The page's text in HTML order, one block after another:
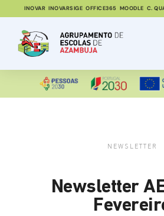
INOVAR INOVARSIGE OFFICE365 MOODLE C.
NEWSLETTER
Newsletter